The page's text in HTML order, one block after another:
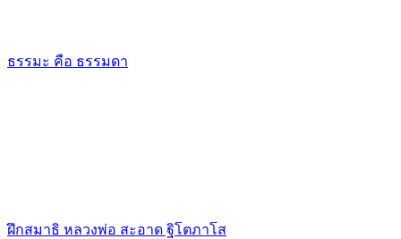
ธรรมะ คือ ธรรมดา
ฝึกสมาธิ หลวงพ่อ สะอาด ฐิโตภาโส